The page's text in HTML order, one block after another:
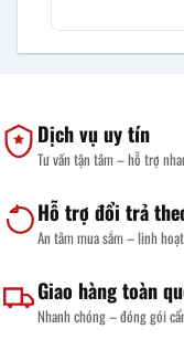
Dịch vụ uy tín
Tư vấn tận tâm – hỗ trợ
Hỗ trợ đổi trả
An tâm mua sắm – linh hoạt
Giao hàng toàn
Nhanh chóng – đóng gói